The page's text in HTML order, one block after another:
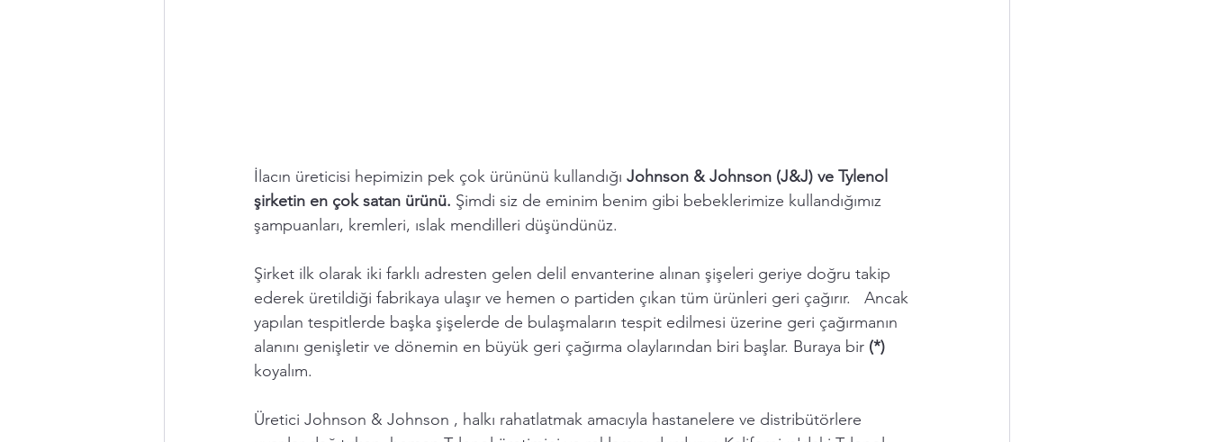
İlacın üreticisi hepimizin pek çok ürününü kullandığı Johnson & Johnson (J&J) ve Tylenol
şirketin en çok satan ürünü. Şimdi siz de eminim benim gibi bebeklerimize kullandığımız
şampuanları, kremleri, ıslak mendilleri düşündünüz.
Şirket ilk olarak iki farklı adresten gelen delil envanterine alınan şişeleri geriye doğru takip
ederek üretildiği fabrikaya ulaşır ve hemen o partiden çıkan tüm ürünleri geri çağırır.   Ancak
yapılan tespitlerde başka şişelerde de bulaşmaların tespit edilmesi üzerine geri çağırmanın
alanını genişletir ve dönemin en büyük geri çağırma olaylarından biri başlar. Buraya bir (*)
koyalım.
Üretici Johnson & Johnson , halkı rahatlatmak amacıyla hastanelere ve distribütörlere